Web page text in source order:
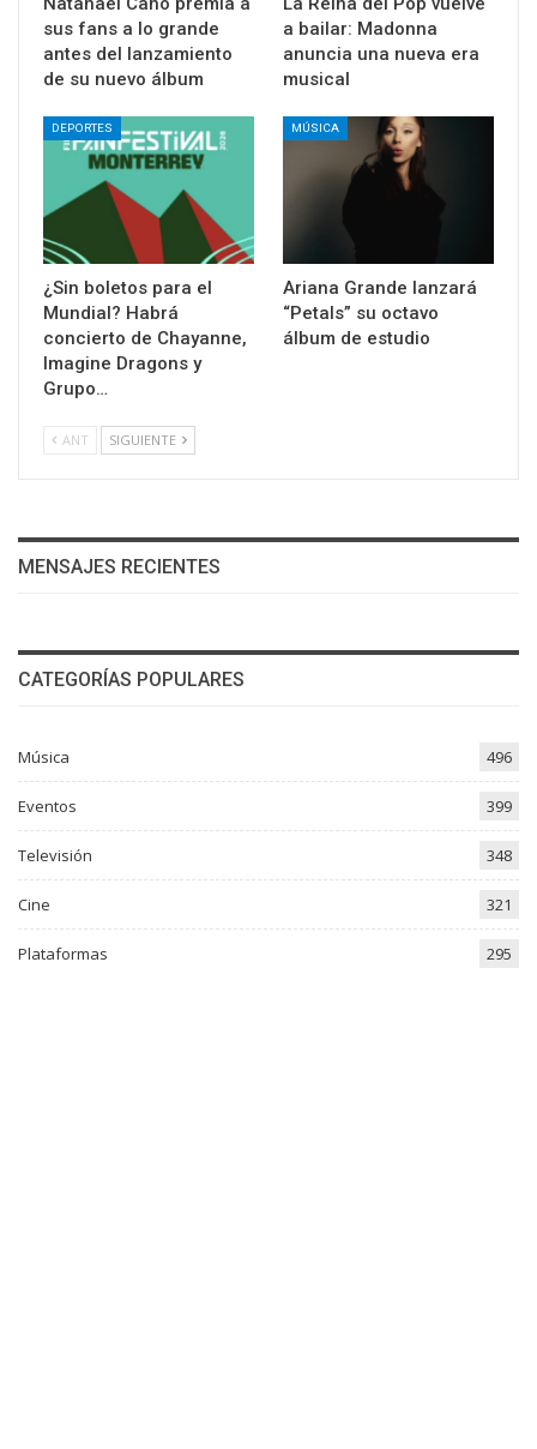
sus fans a lo grande
antes del lanzamiento
de su nuevo álbum
a bailar: Madonna
anuncia una nueva era
musical
DEPORTES
¿Sin boletos para el
Mundial? Habrá
concierto de Chayanne,
Imagine Dragons y
Grupo…
MÚSICA
Ariana Grande lanzará
“Petals” su octavo
álbum de estudio
ANT SIGUIENTE
MENSAJES RECIENTES
CATEGORÍAS POPULARES
Música 496
Eventos 399
Televisión 348
Cine 321
Plataformas 295